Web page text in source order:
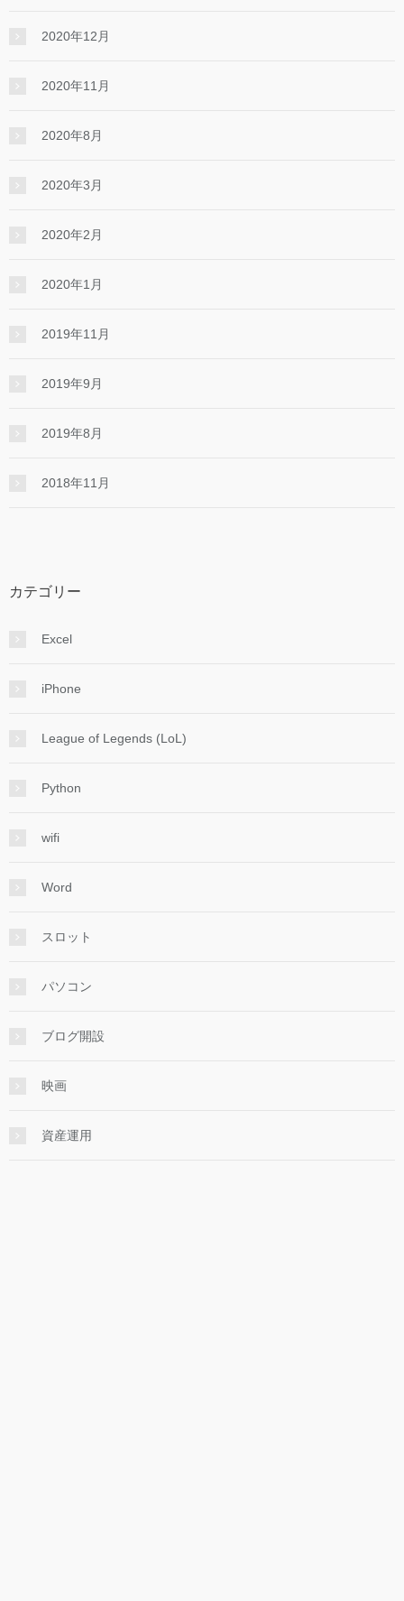
2020年12月
2020年11月
2020年8月
2020年3月
2020年2月
2020年1月
2019年11月
2019年9月
2019年8月
2018年11月
カテゴリー
Excel
iPhone
League of Legends (LoL)
Python
wifi
Word
スロット
パソコン
ブログ開設
映画
資産運用